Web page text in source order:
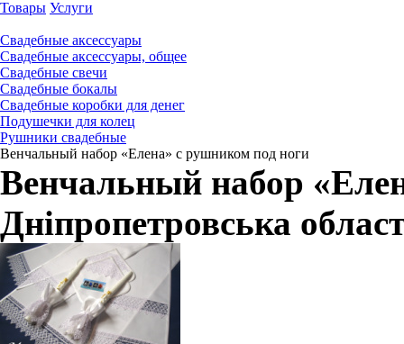
Товары Услуги
Свадебные аксессуары
Свадебные аксессуары, общее
Свадебные свечи
Свадебные бокалы
Свадебные коробки для денег
Подушечки для колец
Рушники свадебные
Венчальный набор «Елена» с рушником под ноги
Венчальный набор
Дніпропетровська